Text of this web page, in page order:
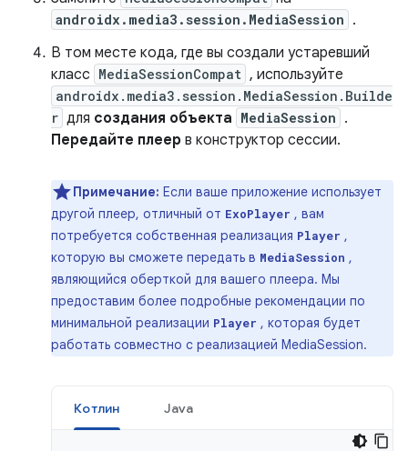
androidx.media3.session.MediaSession .
В том месте кода, где вы создали устаревший
класс MediaSessionCompat , используйте
androidx.media3.session.MediaSession.Builde
r для создания объекта MediaSession .
Передайте плеер в конструктор сессии.
Примечание: Если ваше приложение использует
другой плеер, отличный от ExoPlayer , вам
потребуется собственная реализация Player ,
которую вы сможете передать в MediaSession ,
являющийся оберткой для вашего плеера. Мы
предоставим более подробные рекомендации по
минимальной реализации Player , которая будет
работать совместно с реализацией MediaSession.
Котлин Java